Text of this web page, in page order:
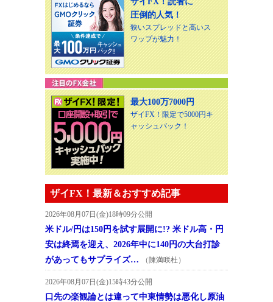
圧倒的人気！
狭いスプレッドと高いス
ワップが魅力！
最大100万7000円
ザイFX！限定で5000円キ
ャッシュバック！
ザイFX！最新＆おすすめ記事
2026年08月07日(金)18時09分公開
米ドル/円は150円を試す展開に!? 米ドル高・円
安は終焉を迎え、2026年中に140円の大台打診
があってもサプライズ…
（陳満咲杜）
2026年08月07日(金)15時43分公開
口先の楽観論とは違って中東情勢は悪化し原油